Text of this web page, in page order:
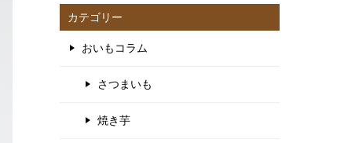
カテゴリー
おいもコラム
さつまいも
焼き芋